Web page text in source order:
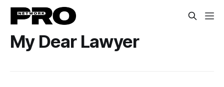
My Dear Lawyer